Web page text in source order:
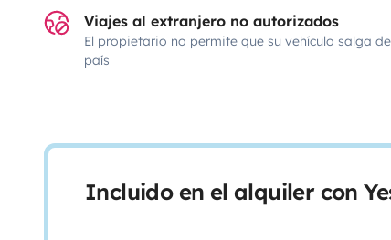
Viajes al extranjero no autorizados
El propietario no permite que su vehículo salga
país
Incluido en el alquiler con